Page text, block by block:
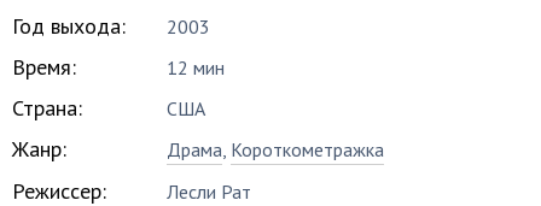
Год выхода: 2003
Время: 12 мин
Страна: США
Жанр: Драма, Короткометражка
Режиссер: Лесли Рат